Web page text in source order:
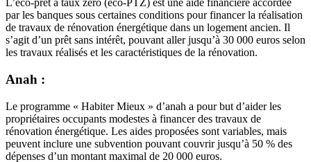
L’éco-prêt à taux zéro (éco-PTZ) est une aide financière accordée
par les banques sous certaines conditions pour financer la réalisation
de travaux de rénovation énergétique dans un logement ancien. Il
s’agit d’un prêt sans intérêt, pouvant aller jusqu’à 30 000 euros selon
les travaux réalisés et les caractéristiques de la rénovation.
Anah :
Le programme « Habiter Mieux » d’anah a pour but d’aider les
propriétaires occupants modestes à financer des travaux de
rénovation énergétique. Les aides proposées sont variables, mais
peuvent inclure une subvention pouvant couvrir jusqu’à 50 % des
dépenses d’un montant maximal de 20 000 euros.